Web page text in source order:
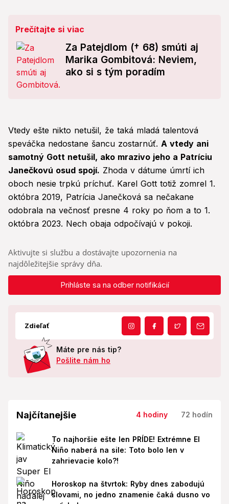
Prečítajte si viac
Za Patejdlom († 68) smúti aj
Marika Gombitová: Neviem,
ako si s tým poradím
Vtedy ešte nikto netušil, že taká mladá talentová
speváčka nedostane šancu zostarnúť. A vtedy ani
samotný Gott netušil, ako mrazivo jeho a Patríciu
Janečkovú osud spojí. Zhoda v dátume úmrtí ich
oboch nesie trpkú príchuť. Karel Gott totiž zomrel 1.
októbra 2019, Patrícia Janečková sa nečakane
odobrala na večnosť presne 4 roky po ňom a to 1.
októbra 2023. Nech obaja odpočívajú v pokoji.
Aktivujte si službu a dostávajte upozornenia na
najdôležitejšie správy dňa.
Prihláste sa na odber notifikácií
Zdieľať
Máte pre nás tip?
Pošlite nám ho
Najčítanejšie 4 hodiny 72 hodín
To najhoršie ešte len PRÍDE! Extrémne El
Niño naberá na sile: Toto bolo len v
zahrievacie kolo?!
Horoskop na štvrtok: Ryby dnes zabodujú
slovami, no jedno znamenie čaká dusno vo